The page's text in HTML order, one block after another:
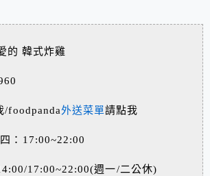
的 韓式炸雞
/foodpanda外送菜單請點我
：17:00~22:00
17:00~22:00(週一/二公休)